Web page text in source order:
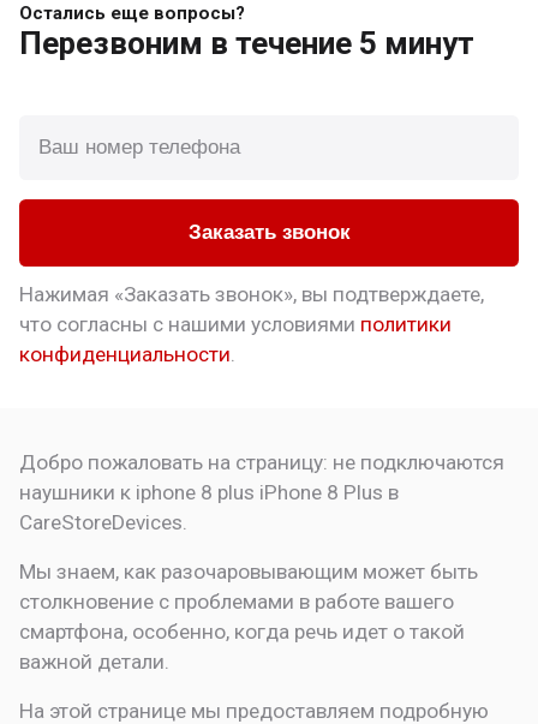
Остались еще вопросы?
Перезвоним в течение 5 минут
Заказать звонок
Нажимая «Заказать звонок», вы подтверждаете,
что согласны с нашими условиями политики
конфиденциальности
Добро пожаловать на страницу: не подключаются
наушники к iphone 8 plus iPhone 8 Plus в
CareStoreDevices.
Мы знаем, как разочаровывающим может быть
столкновение с проблемами в работе вашего
смартфона, особенно, когда речь идет о такой
важной детали.
На этой странице мы предоставляем подробную